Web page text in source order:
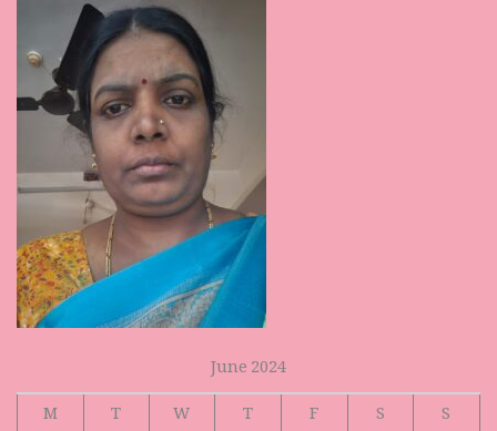
June 2024
M
T W T F S
S